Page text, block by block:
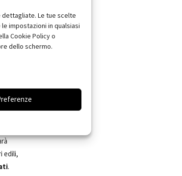
Le tue scelte
impostazioni in qualsiasi
Cookie Policy o
dello schermo.
,
edili,
.